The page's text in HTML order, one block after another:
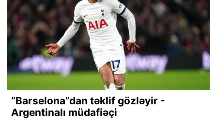
“Barselona”dan təklif gözləyir -
Argentinalı müdafiəçi